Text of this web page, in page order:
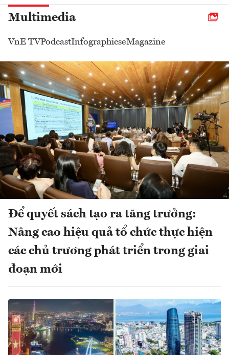
Multimedia
VnE TVPodcastInfographicseMagazine
Để quyết sách tạo ra tăng trưởng:
Nâng cao hiệu quả tổ chức thực hiện
các chủ trương phát triển trong giai
đoạn mới